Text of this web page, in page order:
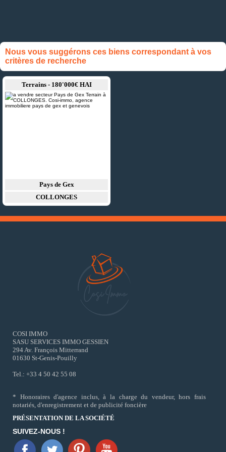
Nous vous suggérons ces biens correspondant à vos
critères de recherche
Terrains - 180'000€ HAI
Pays de Gex
COLLONGES
COSI IMMO
SASU SERVICES IMMO GESSIEN
294 Av. François Mitterrand
01630 St-Genis-Pouilly
Tel.: +33 4 50 42 55 08
* Honoraires d'agence inclus, à la charge du vendeur, hors frais
notariés, d'enregistrement et de publicité foncière
PRÉSENTATION DE LA SOCIÉTÉ
SUIVEZ-NOUS !